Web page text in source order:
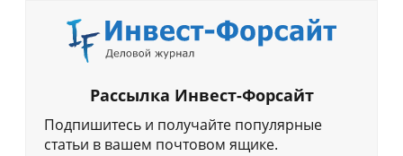
Рассылка Инвест-Форсайт
Подпишитесь и получайте популярные
статьи в вашем почтовом ящике.